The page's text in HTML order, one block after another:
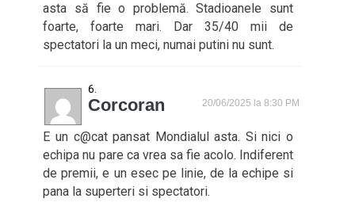
asta să fie o problemă. Stadioanele sunt
foarte, foarte mari. Dar 35/40 mii de
spectatori la un meci, numai putini nu sunt.
Corcoran 20/06/2025 la 8:30 PM
E un c@cat pansat Mondialul asta. Si nici o
echipa nu pare ca vrea sa fie acolo. Indiferent
de premii, e un esec pe linie, de la echipe si
pana la superteri si spectatori.